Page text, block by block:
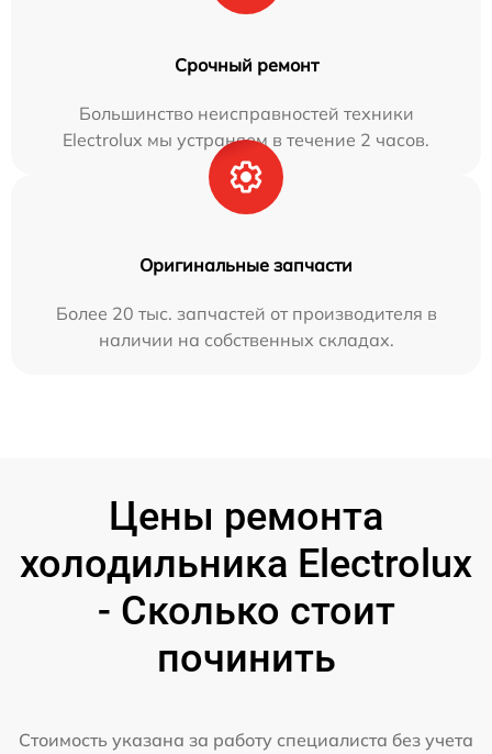
Срочный ремонт
Большинство неисправностей техники
Electrolux мы устраняем в течение 2 часов.
Оригинальные запчасти
Более 20 тыс. запчастей от производителя в
наличии на собственных складах.
Цены ремонта
холодильника Electrolux
- Сколько стоит
починить
Стоимость указана за работу специалиста без учета